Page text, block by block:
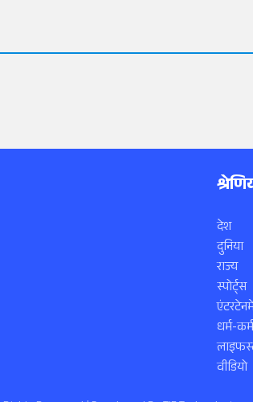
देश
दुनिया
राज्य
स्पोर्ट्स
धर्म-कर्म
वीडियो